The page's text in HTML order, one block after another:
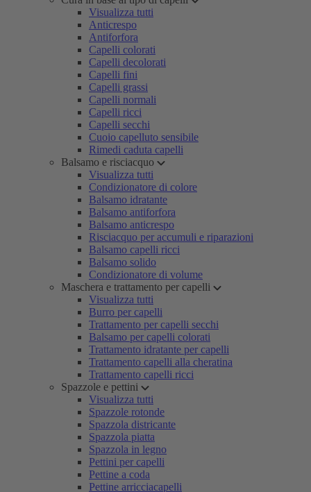
Visualizza tutti
Anticrespo
Antiforfora
Capelli colorati
Capelli decolorati
Capelli fini
Capelli grassi
Capelli normali
Capelli ricci
Capelli secchi
Cuoio capelluto sensibile
Rimedi caduta capelli
Balsamo e risciacquo
Visualizza tutti
Condizionatore di colore
Balsamo idratante
Balsamo antiforfora
Balsamo anticrespo
Risciacquo per accumuli e riparazioni
Balsamo capelli ricci
Balsamo solido
Condizionatore di volume
Maschera e trattamento per capelli
Visualizza tutti
Burro per capelli
Trattamento per capelli secchi
Balsamo per capelli colorati
Trattamento idratante per capelli
Trattamento capelli alla cheratina
Trattamento capelli ricci
Spazzole e pettini
Visualizza tutti
Spazzole rotonde
Spazzola districante
Spazzola piatta
Spazzola in legno
Pettini per capelli
Pettine a coda
Pettine arricciacapelli